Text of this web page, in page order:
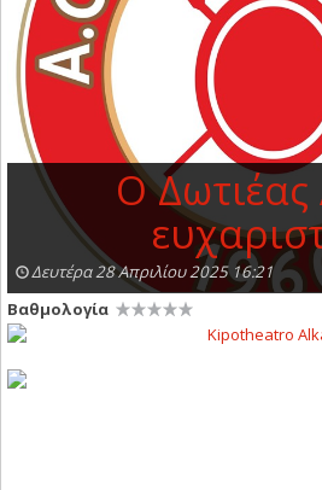
Ο Δωτιέας
Δευτέρα 28 Απριλίου 2025 16:21
Βαθμολογία